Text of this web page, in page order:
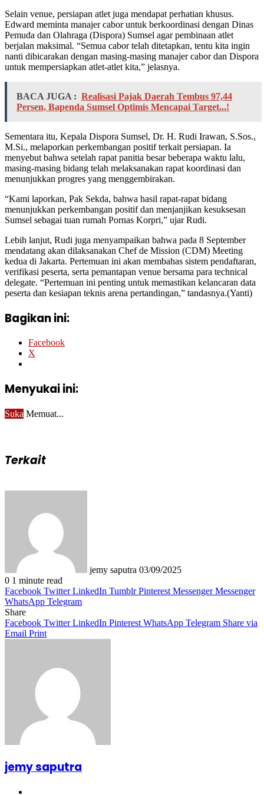
Selain venue, persiapan atlet juga mendapat perhatian khusus.
Edward meminta manajer cabor untuk berkoordinasi dengan Dinas
Pemuda dan Olahraga (Dispora) Sumsel agar pembinaan atlet
berjalan maksimal. “Semua cabor telah ditetapkan, tentu kita ingin
nanti dibicarakan dengan masing-masing manajer cabor dan Dispora
untuk mempersiapkan atlet-atlet kita,” jelasnya.
BACA JUGA : Realisasi Pajak Daerah Tembus 97,44
Persen, Bapenda Sumsel Optimis Mencapai Target...!
Sementara itu, Kepala Dispora Sumsel, Dr. H. Rudi Irawan, S.Sos.,
M.Si., melaporkan perkembangan positif terkait persiapan. Ia
menyebut bahwa setelah rapat panitia besar beberapa waktu lalu,
masing-masing bidang telah melaksanakan rapat koordinasi dan
menunjukkan progres yang menggembirakan.
“Kami laporkan, Pak Sekda, bahwa hasil rapat-rapat bidang
menunjukkan perkembangan positif dan menjanjikan kesuksesan
Sumsel sebagai tuan rumah Pornas Korpri,” ujar Rudi.
Lebih lanjut, Rudi juga menyampaikan bahwa pada 8 September
mendatang akan dilaksanakan Chef de Mission (CDM) Meeting
kedua di Jakarta. Pertemuan ini akan membahas sistem pendaftaran,
verifikasi peserta, serta pemantapan venue bersama para technical
delegate. “Pertemuan ini penting untuk memastikan kelancaran data
peserta dan kesiapan teknis arena pertandingan,” tandasnya.(Yanti)
Bagikan ini:
Facebook
X
Menyukai ini:
Suka Memuat...
Terkait
jemy saputra 03/09/2025
0 1 minute read
Facebook Twitter LinkedIn Tumblr Pinterest Messenger Messenger
WhatsApp Telegram
Share
Facebook Twitter LinkedIn Pinterest WhatsApp Telegram Share via
Email Print
jemy saputra